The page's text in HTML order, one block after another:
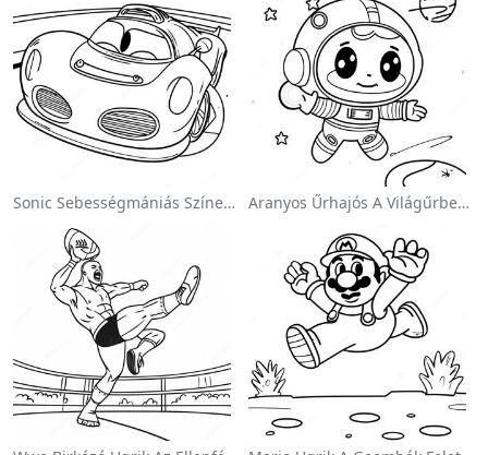
Sonic Sebességmániás Színezőlap Aranyos Űrhajós A Világűrben Színezőlap